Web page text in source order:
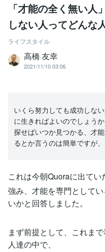
「才能の全く無い
しない人ってどんな
ライフスタイル
高橋 友幸
2021/11/10 03:06
いくら努力しても成功しな
に生きればよいのでしょうか
探せばいつか見つかる、才
るとか言うのは簡単ですが
これは今朝Quoraに出てい
強み、才能を専門として
いかと回答しました。
まず前提として、これま
人達の中で、